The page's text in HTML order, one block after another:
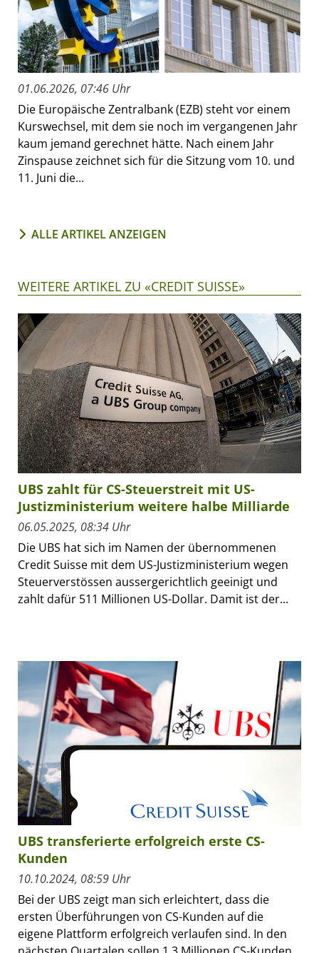
01.06.2026, 07:46 Uhr
Die Europäische Zentralbank (EZB) steht vor einem
Kurswechsel, mit dem sie noch im vergangenen Jahr
kaum jemand gerechnet hätte. Nach einem Jahr
Zinspause zeichnet sich für die Sitzung vom 10. und
11. Juni die...
ALLE ARTIKEL ANZEIGEN
WEITERE ARTIKEL ZU «CREDIT SUISSE»
UBS zahlt für CS-Steuerstreit mit US-
Justizministerium weitere halbe Milliarde
06.05.2025, 08:34 Uhr
Die UBS hat sich im Namen der übernommenen
Credit Suisse mit dem US-Justizministerium wegen
Steuerverstössen aussergerichtlich geeinigt und
zahlt dafür 511 Millionen US-Dollar. Damit ist der...
UBS transferierte erfolgreich erste CS-
Kunden
10.10.2024, 08:59 Uhr
Bei der UBS zeigt man sich erleichtert, dass die
ersten Überführungen von CS-Kunden auf die
eigene Plattform erfolgreich verlaufen sind. In den